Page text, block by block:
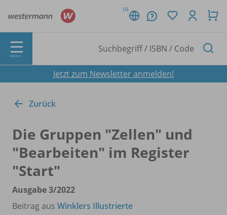
DE
MENÜ
Jetzt zum Newsletter anmelden!
Zurück
Die Gruppen "Zellen" und
"Bearbeiten" im Register
"Start"
Ausgabe 3/2022
Beitrag aus Winklers Illustrierte